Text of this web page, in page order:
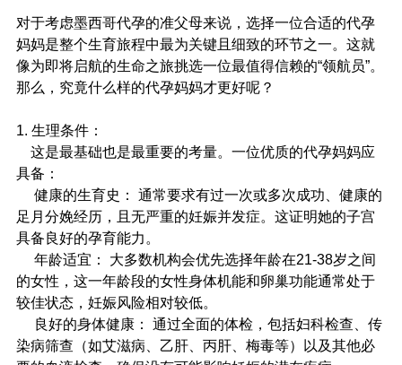
对于考虑墨西哥代孕的准父母来说，选择一位合适的代孕
妈妈是整个生育旅程中最为关键且细致的环节之一。这就
像为即将启航的生命之旅挑选一位最值得信赖的“领航员”。
那么，究竟什么样的代孕妈妈才更好呢？
1. 生理条件：
这是最基础也是最重要的考量。一位优质的代孕妈妈应
具备：
健康的生育史： 通常要求有过一次或多次成功、健康的
足月分娩经历，且无严重的妊娠并发症。这证明她的子宫
具备良好的孕育能力。
年龄适宜： 大多数机构会优先选择年龄在21-38岁之间
的女性，这一年龄段的女性身体机能和卵巢功能通常处于
较佳状态，妊娠风险相对较低。
良好的身体健康： 通过全面的体检，包括妇科检查、传
染病筛查（如艾滋病、乙肝、丙肝、梅毒等）以及其他必